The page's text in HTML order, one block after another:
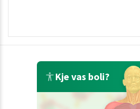
Kje vas boli?